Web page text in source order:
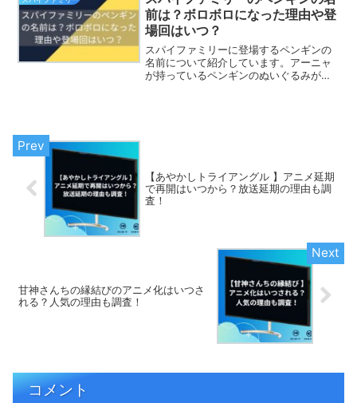
非ご覧ください。
前は？ボロボロになった理由や登
場回はいつ？
スパイファミリーに登場するペンギンの
名前について紹介しています。アーニャ
が持っているペンギンのぬいぐるみがボ
【あやかしトライアングル 】アニメ延期
で再開はいつから？放送延期の理由も調
査！
甘神さんちの縁結びのアニメ化はいつさ
れる？人気の理由も調査！
コメント